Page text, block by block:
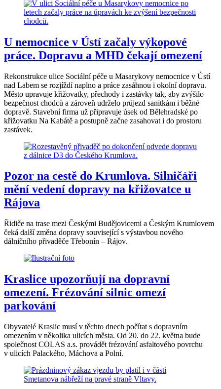
U nemocnice v Ústí začaly výkopové
práce. Dopravu a MHD čekají omezení
Rekonstrukce ulice Sociální péče u Masarykovy nemocnice v Ústí
nad Labem se rozjíždí naplno a práce zasáhnou i okolní dopravu.
Město upravuje křižovatky, přechody i zastávky tak, aby zvýšilo
bezpečnost chodců a zároveň udrželo průjezd sanitkám i běžné
dopravě. Stavební firma už připravuje úsek od Bělehradské po
křižovatku Na Kabátě a postupně začne zasahovat i do prostoru
zastávek.
Pozor na cestě do Krumlova. Silničáři
mění vedení dopravy na křižovatce u
Rájova
Řidiče na trase mezi Českými Budějovicemi a Českým Krumlovem
čeká další změna dopravy související s výstavbou nového
dálničního přivaděče Třebonín – Rájov.
Kraslice upozorňují na dopravní
omezení. Frézování silnic omezí
parkování
Obyvatelé Kraslic musí v těchto dnech počítat s dopravním
omezením v několika ulicích města. Od 20. do 22. května bude
společnost COLAS a.s. provádět frézování asfaltového povrchu
v ulicích Palackého, Máchova a Polní.